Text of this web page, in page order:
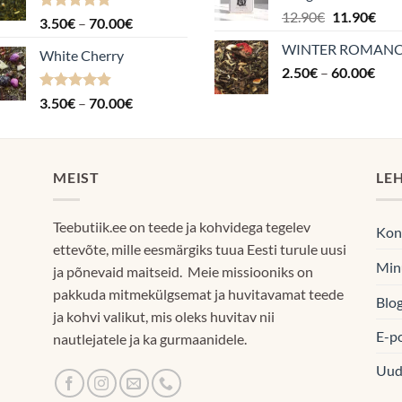
Hinnanguga
3.50€ – 70.00€Hinnavahemik:
White Cherry
Hinnanguga
3.50€ – 70.00€Hinnavahemik:
kuni
12.90€ Algne
oli:
12.90€.
11.90€
on:
WINTER
2.50€ – 60.00€
MEIST
Teebutiik.ee on teede ja kohvidega tegelev
ettevõte, mille eesmärgiks tuua Eesti turule uusi
ja põnevaid maitseid. Meie missiooniks on
pakkuda mitmekülgsemat ja huvitavamat teede
ja kohvi valikut, mis oleks huvitav nii
nautlejatele ja ka gurmaanidele.
E-